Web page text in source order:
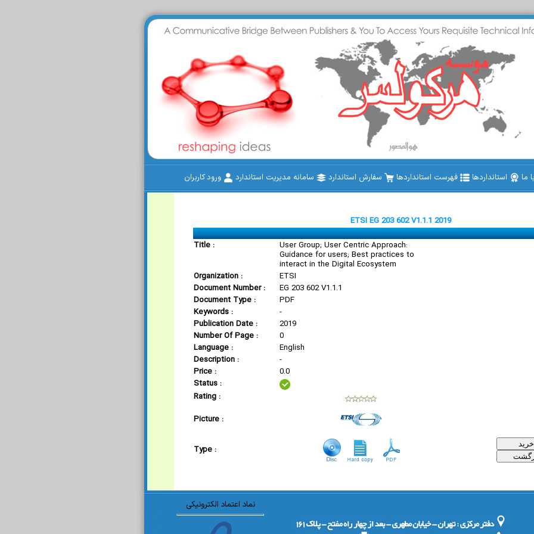
ما استانداردها فهرست استانداردها سفارش استاندارد سامانه مدیریت استاندارد ورود کاربران
ETSI EG 203 602 V1.1.1 2019
Title :
User Group; User Centric Approach:
Guidance for users; Best practices to
interact in the Digital Ecosystem
Organization :
ETSI
Document Number :
EG 203 602 V1.1.1
Document Type :
PDF
Keywords :
-
Publication Date :
2019
Number Of Page :
0
Language :
English
Description :
-
Price :
0.0
Status :
Rating :
Picture :
Type :
نماد اعتماد الکترونیکی